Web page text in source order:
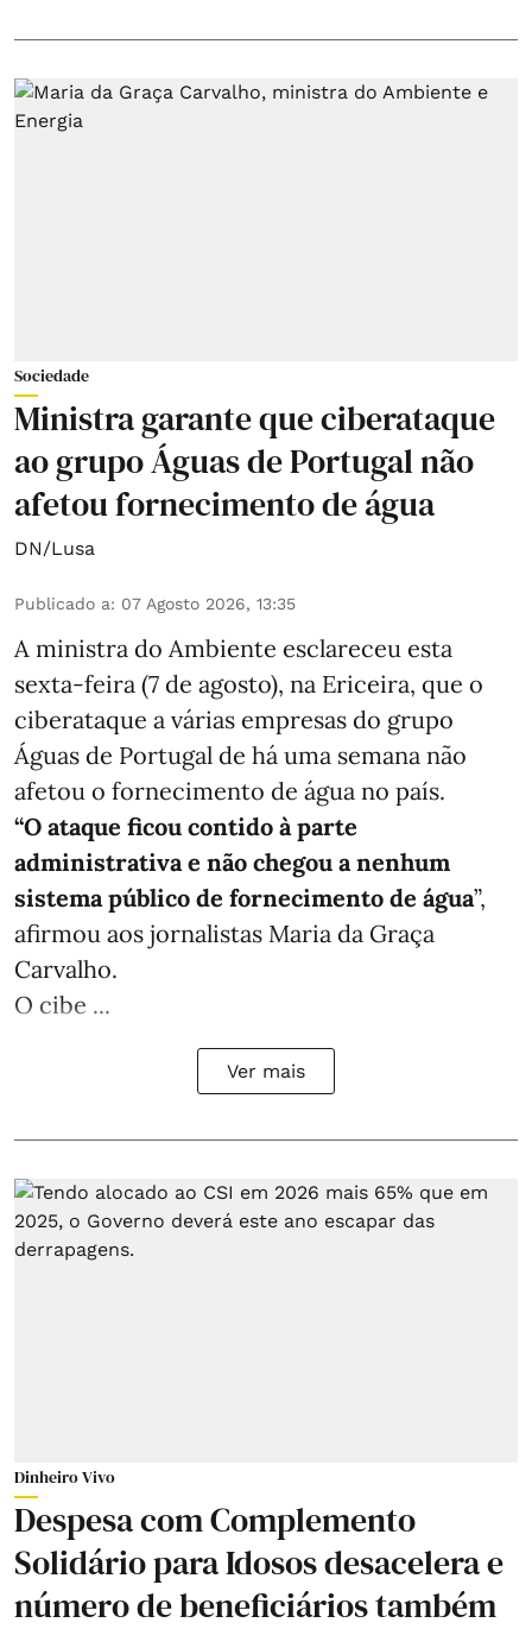
Sociedade
Ministra garante que ciberataque
ao grupo Águas de Portugal não
afetou fornecimento de água
DN/Lusa
Publicado a: 07 Agosto 2026, 13:35
A ministra do Ambiente esclareceu esta
sexta-feira (7 de agosto), na Ericeira, que o
ciberataque a várias empresas do grupo
Águas de Portugal de há uma semana não
afetou o fornecimento de água no país.
“O ataque ficou contido à parte
administrativa e não chegou a nenhum
sistema público de fornecimento de água”,
afirmou aos jornalistas Maria da Graça
Carvalho.
O cibe ...
Ver mais
Dinheiro Vivo
Despesa com Complemento
Solidário para Idosos desacelera e
número de beneficiários também